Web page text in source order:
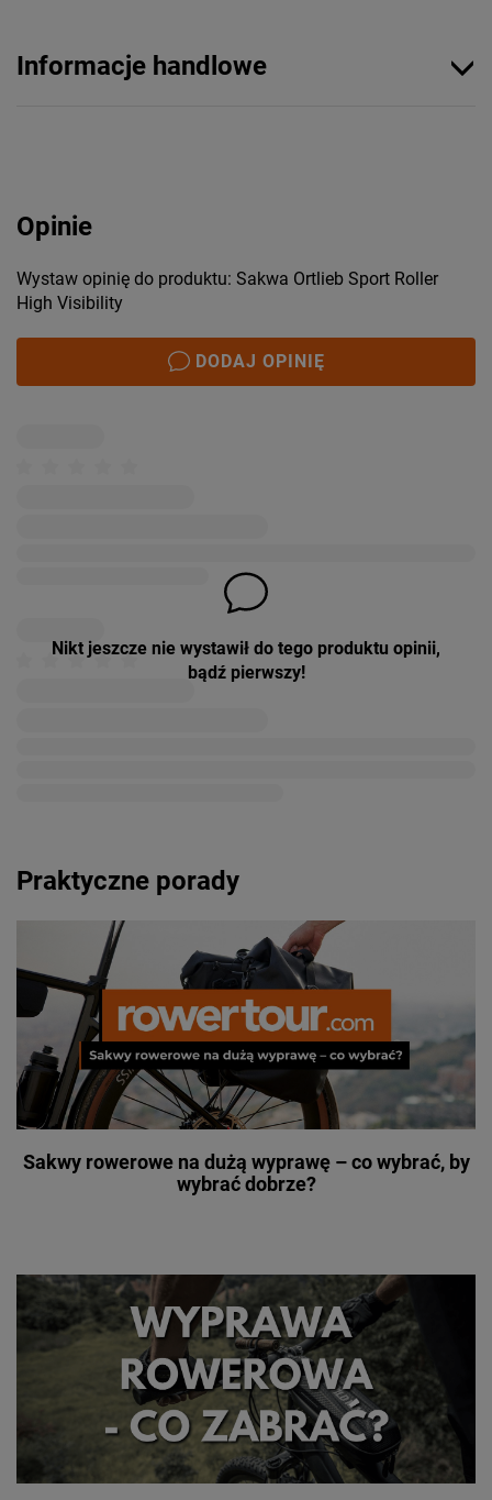
Informacje handlowe
Opinie
Wystaw opinię do produktu: Sakwa Ortlieb Sport Roller
High Visibility
DODAJ OPINIĘ
Nikt jeszcze nie wystawił do tego produktu opinii,
bądź pierwszy!
Praktyczne porady
Sakwy rowerowe na dużą wyprawę – co wybrać, by
wybrać dobrze?